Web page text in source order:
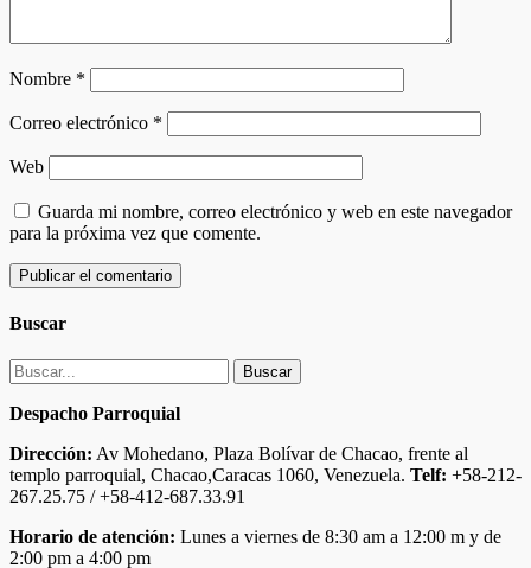
Nombre *
Correo electrónico *
Web
Guarda mi nombre, correo electrónico y web en este navegador
para la próxima vez que comente.
Buscar
Buscar:
Despacho Parroquial
Dirección: Av Mohedano, Plaza Bolívar de Chacao, frente al
templo parroquial, Chacao,Caracas 1060, Venezuela. Telf: +58-212-
267.25.75 / +58-412-687.33.91
Horario de atención: Lunes a viernes de 8:30 am a 12:00 m y de
2:00 pm a 4:00 pm